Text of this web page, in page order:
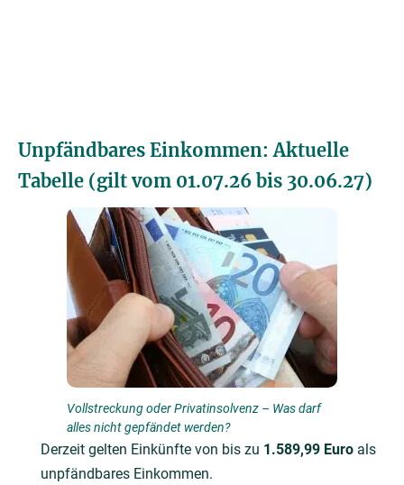
Unpfändbares Einkommen: Aktuelle
Tabelle (gilt vom 01.07.26 bis 30.06.27)
Vollstreckung oder Privatinsolvenz – Was darf
alles nicht gepfändet werden?
Derzeit gelten Einkünfte von bis zu 1.589,99 Euro als
unpfändbares Einkommen.